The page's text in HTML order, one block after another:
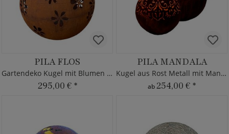
PILA FLOS
Gartendeko Kugel mit Blumen Muster
295,00 € *
PILA MANDALA
Kugel aus Rost Metall mit Mandala
ab254,00 € *